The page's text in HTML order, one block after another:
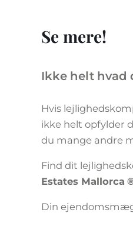
Se mere!
Ikke helt hvad
Hvis
ikke helt opfylder
du mange andre
Find dit
Estates Mallorca
Din